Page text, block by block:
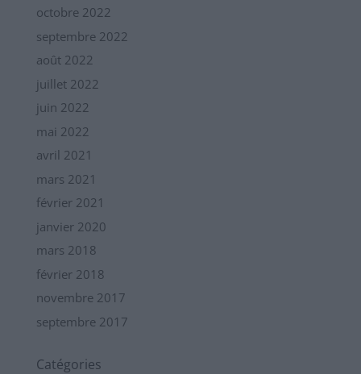
octobre 2022
septembre 2022
août 2022
juillet 2022
juin 2022
mai 2022
avril 2021
mars 2021
février 2021
janvier 2020
mars 2018
février 2018
novembre 2017
septembre 2017
Catégories